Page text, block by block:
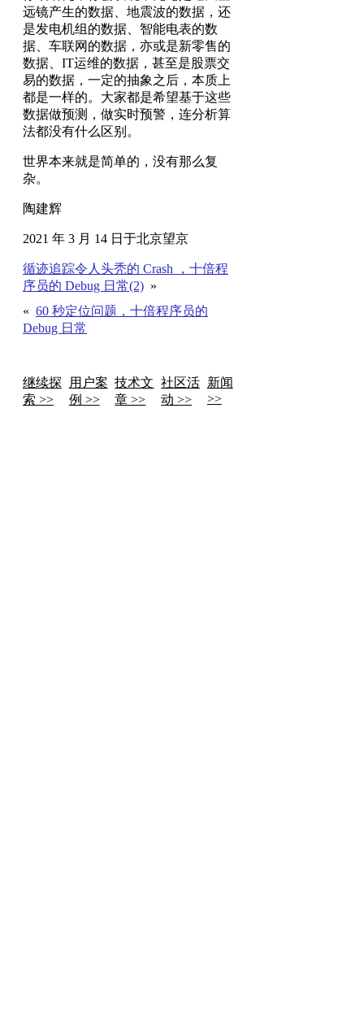
远镜产生的数据、地震波的数据，还
是发电机组的数据、智能电表的数
据、车联网的数据，亦或是新零售的
数据、IT运维的数据，甚至是股票交
易的数据，一定的抽象之后，本质上
都是一样的。大家都是希望基于这些
数据做预测，做实时预警，连分析算
法都没有什么区别。
世界本来就是简单的，没有那么复
杂。
陶建辉
2021 年 3 月 14 日于北京望京
循迹追踪令人头秃的 Crash ，十倍程
序员的 Debug 日常(2) »
« 60 秒定位问题，十倍程序员的
Debug 日常
继续探
索 >>
用户案
例 >>
技术文
章 >>
社区活
动 >>
新闻
>>